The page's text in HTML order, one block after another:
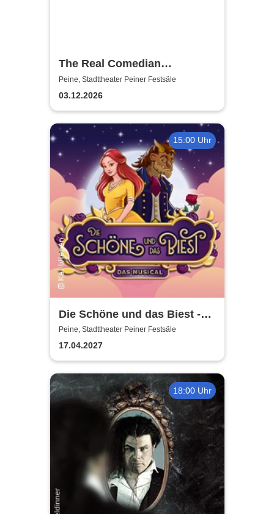
The Real Comedian
Harmonists - Die
Weihnachtsshow - Hell ist die
Nacht
Peine, Stadttheater Peiner Festsäle
03.12.2026
15:00 Uhr
Die Schöne und das Biest -
das Musical | Theater Liberi
Peine, Stadttheater Peiner Festsäle
17.04.2027
18:00 Uhr